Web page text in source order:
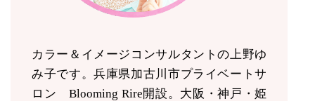
カラー＆イメージコンサルタントの上野ゆ
み子です。兵庫県加古川市プライベートサ
ロン Blooming Rire開設。 大阪・神戸・姫